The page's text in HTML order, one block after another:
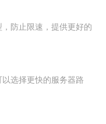
防止限速，提供更好的
选择更快的服务器路